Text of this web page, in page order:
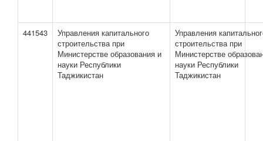
441543
Управления капитального
строительства при
Министерстве образования и
науки Республики
Таджикистан
Управления
строительства при
Министерстве
науки Республики
Таджикистан